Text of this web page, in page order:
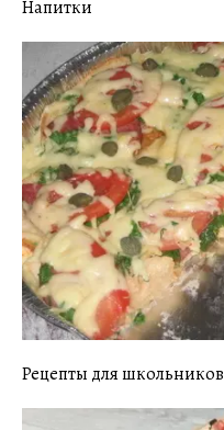
Напитки
Рецепты для школьников